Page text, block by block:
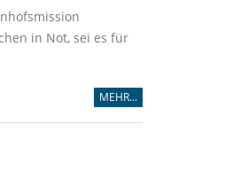
in Not, sei es für
MEHR...